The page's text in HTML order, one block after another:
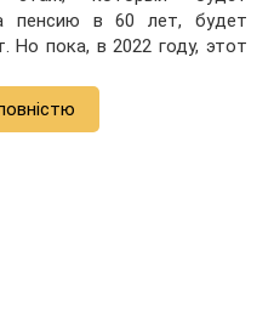
пенсию в 60 лет, будет
Но пока, в 2022 году, этот